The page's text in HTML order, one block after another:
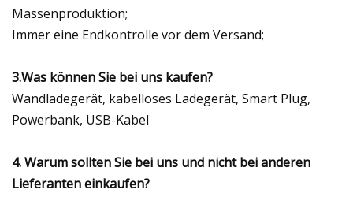
Massenproduktion;
Immer eine Endkontrolle vor dem Versand;
3.Was können Sie bei uns kaufen?
Wandladegerät, kabelloses Ladegerät, Smart Plug,
Powerbank, USB-Kabel
4. Warum sollten Sie bei uns und nicht bei anderen
Lieferanten einkaufen?